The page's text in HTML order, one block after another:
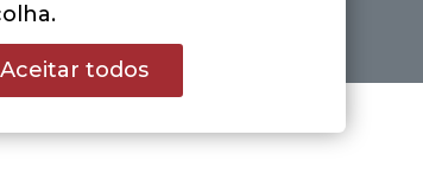
Aceitar todos